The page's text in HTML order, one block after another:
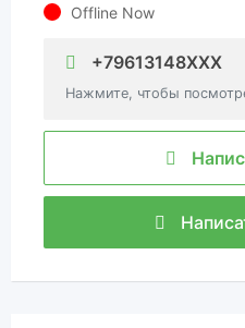
Offline Now
+79613148XXX
Нажмите, чтобы